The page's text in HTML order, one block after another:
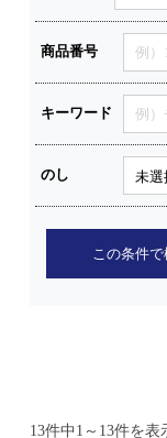
商品番号
キーワード
のし
この条件
13件中1～13件を表